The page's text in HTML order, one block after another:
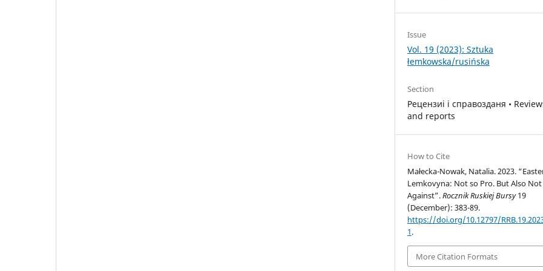
Issue
Vol. 19 (2023): Sztuka
łemkowska/rusińska
Section
Рецензиi i справозданя •
and reports
How to Cite
Małecka-Nowak, Natalia. 2023.
Lemkovyna: Not so Pro. But Also Not
Against”.Rocznik Ruskiej Bursy19
(December): 383-89.
https://doi.org/10.12797/
1.
More Citation Formats